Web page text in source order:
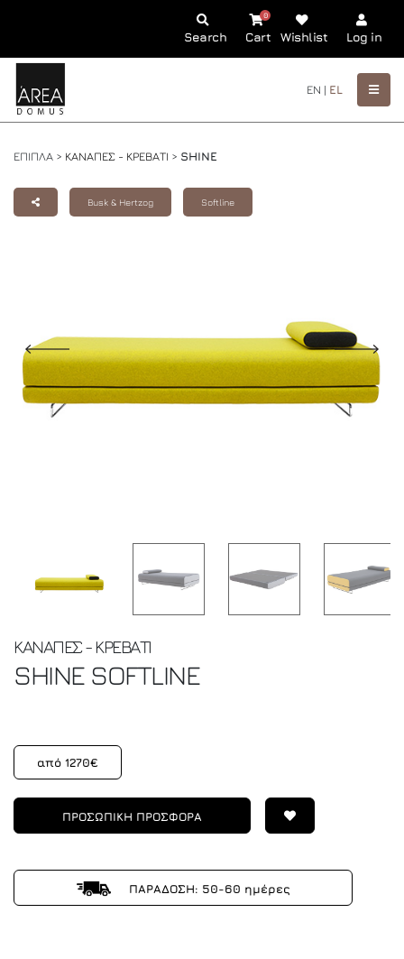
Search Cart
0
Wishlist Log in
EN | EL
ΕΠΙΠΛΑ > ΚΑΝΑΠΕΣ - ΚΡΕΒΑΤΙ > SHINE
Busk & Hertzog Softline
ΚΑΝΑΠΕΣ - ΚΡΕΒΑΤΙ
SHINE SOFTLINE
από 1270€
ΠΡΟΣΩΠΙΚΗ ΠΡΟΣΦΟΡΑ
ΠΑΡΑΔΟΣΗ: 50-60 ημέρες